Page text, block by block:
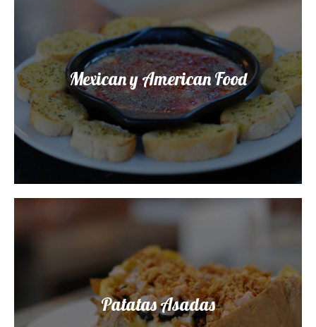
Mexican y American Food
Patatas Asadas